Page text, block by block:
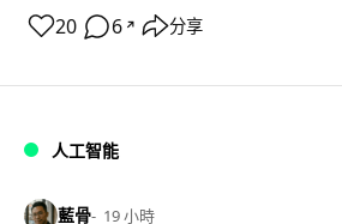
20 6 ↗ 分享
人工智能
藍骨 19 小時